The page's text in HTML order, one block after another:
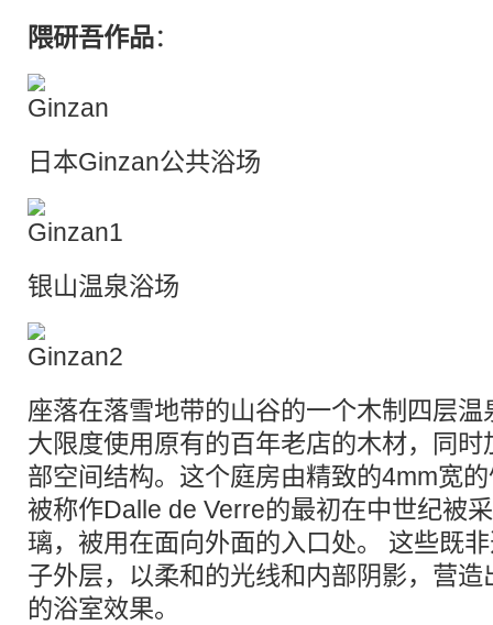
隈研吾作品：
日本Ginzan公共浴场
银山温泉浴场
座落在落雪地带的山谷的一个木制四层
大限度使用原有的百年老店的木材，同
部空间结构。这个庭房由精致的4mm宽
被称作Dalle de Verre的最初在中世纪被
璃，被用在面向外面的入口处。 这些既
子外层，以柔和的光线和内部阴影，营
的浴室效果。